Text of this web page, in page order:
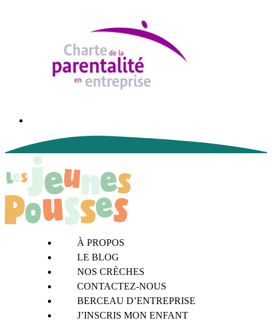
À PROPOS
LE BLOG
NOS CRÈCHES
CONTACTEZ-NOUS
BERCEAU D’ENTREPRISE
J’INSCRIS MON ENFANT